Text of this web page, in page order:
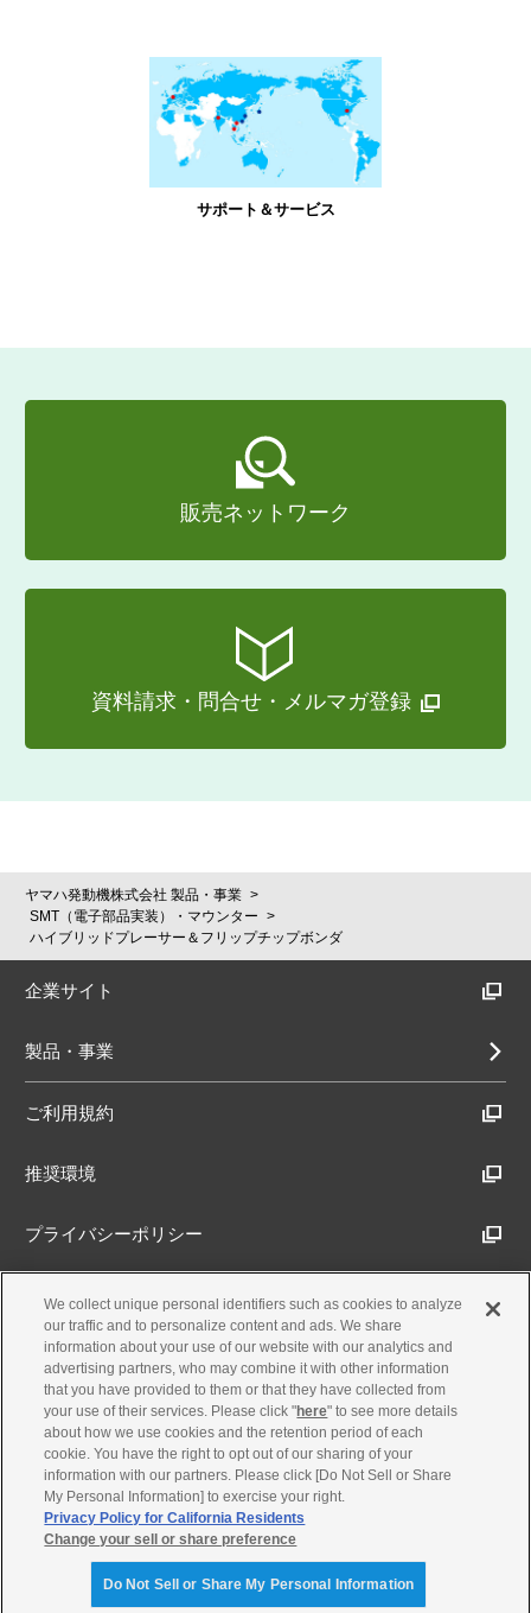
サポート＆サービス
販売ネットワーク
資料請求・問合せ・メルマガ登録
ヤマハ発動機株式会社 製品・事業
SMT（電子部品実装）・マウンター
ハイブリッドプレーサー＆フリップチップボンダ
企業サイト
製品・事業
ご利用規約
推奨環境
プライバシーポリシー
Cookieポリシー
アクセシビリティ方針
古物営業法に基づく表示
製品・事業のお問合せ
We collect unique personal identifiers such as cookies to analyze
our traffic and to personalize content and ads. We share
information about your use of our website with our analytics and
advertising partners, who may combine it with other information
that you have provided to them or that they have collected from
your use of their services. Please click "here" to see more details
about how we use cookies and the retention period of each
cookie. You have the right to opt out of our sharing of your
information with our partners. Please click [Do Not Sell or Share
My Personal Information] to exercise your right.
Privacy Policy for California Residents
Change your sell or share preference
Do Not Sell or Share My Personal Information